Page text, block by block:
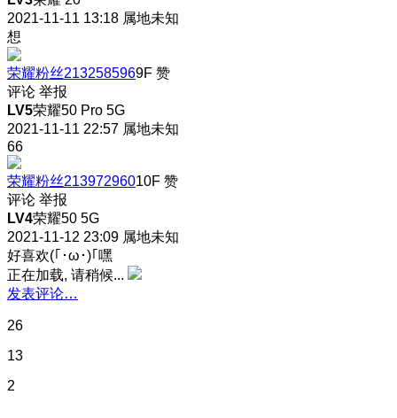
2021-11-11 13:18 属地未知
想
荣耀粉丝2132585969F 赞
评论 举报
LV5荣耀50 Pro 5G
2021-11-11 22:57 属地未知
66
荣耀粉丝21397296010F 赞
评论 举报
LV4荣耀50 5G
2021-11-12 23:09 属地未知
好喜欢(｢･ω･)｢嘿
正在加载, 请稍候...
发表评论…
26
13
2